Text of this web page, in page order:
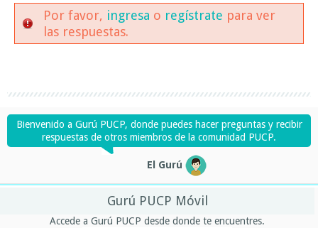
Por favor, ingresa o regístrate para ver
las respuestas.
Bienvenido a Gurú PUCP, donde puedes hacer preguntas y recibir
respuestas de otros miembros de la comunidad PUCP.
El Gurú
Gurú PUCP Móvil
Accede a Gurú PUCP desde donde te encuentres.